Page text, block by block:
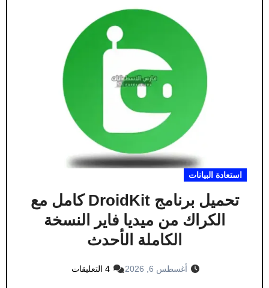
استعادة البيانات
تحميل برنامج DroidKit كامل مع
الكراك من ميديا ​​فاير النسخة
الكاملة الأحدث
أغسطس 6, 2026 4 التعليقات